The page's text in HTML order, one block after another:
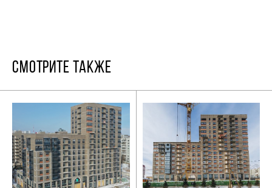
СМОТРИТЕ ТАКЖЕ